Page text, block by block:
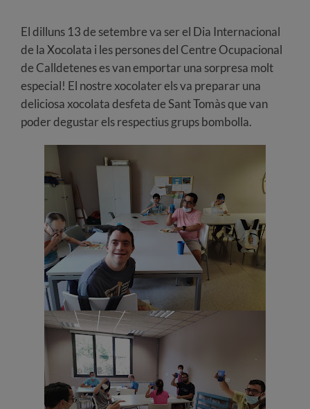
El dilluns 13 de setembre va ser el Dia Internacional
de la Xocolata i les persones del Centre Ocupacional
de Calldetenes es van emportar una sorpresa molt
especial! El nostre xocolater els va preparar una
deliciosa xocolata desfeta de Sant Tomàs que van
poder degustar els respectius grups bombolla.